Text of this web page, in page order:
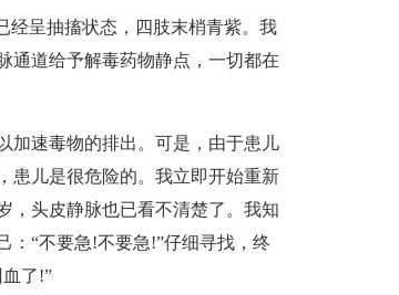
经呈抽搐状态，四肢末梢青紫。我
通道给予解毒药物静点，一切都在
加速毒物的排出。可是，由于患儿
患儿是很危险的。我立即开始重新
，头皮静脉也已看不清楚了。我知
：“不要急!不要急!”仔细寻找，终
了!”